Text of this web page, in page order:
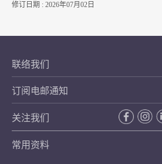
修订日期 : 2026年07月02日
联络我们
订阅电邮通知
关注我们
常用资料